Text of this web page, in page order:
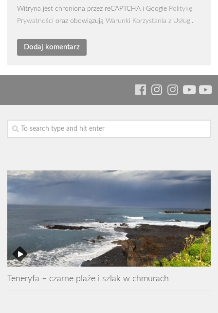
Witryna jest chroniona przez reCAPTCHA i Google Politykę
Prywatności oraz obowiązują Warunki Korzystania z Usługi.
Teneryfa – czarne plaże i szlak w chmurach